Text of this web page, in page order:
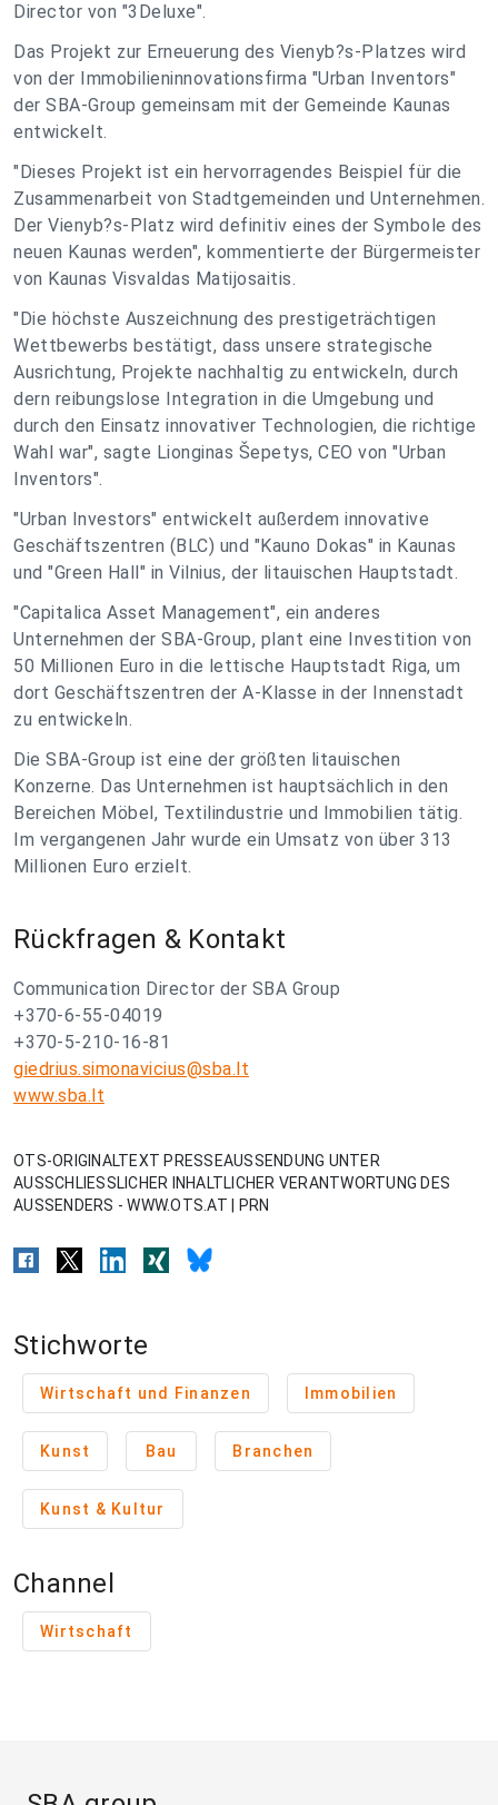
Director von "3Deluxe".
Das Projekt zur Erneuerung des Vienyb?s-Platzes wird
von der Immobilieninnovationsfirma "Urban Inventors"
der SBA-Group gemeinsam mit der Gemeinde Kaunas
entwickelt.
"Dieses Projekt ist ein hervorragendes Beispiel für die
Zusammenarbeit von Stadtgemeinden und Unternehmen.
Der Vienyb?s-Platz wird definitiv eines der Symbole des
neuen Kaunas werden", kommentierte der Bürgermeister
von Kaunas Visvaldas Matijosaitis.
"Die höchste Auszeichnung des prestigeträchtigen
Wettbewerbs bestätigt, dass unsere strategische
Ausrichtung, Projekte nachhaltig zu entwickeln, durch
dern reibungslose Integration in die Umgebung und
durch den Einsatz innovativer Technologien, die richtige
Wahl war", sagte Lionginas Šepetys, CEO von "Urban
Inventors".
"Urban Investors" entwickelt außerdem innovative
Geschäftszentren (BLC) und "Kauno Dokas" in Kaunas
und "Green Hall" in Vilnius, der litauischen Hauptstadt.
"Capitalica Asset Management", ein anderes
Unternehmen der SBA-Group, plant eine Investition von
50 Millionen Euro in die lettische Hauptstadt Riga, um
dort Geschäftszentren der A-Klasse in der Innenstadt
zu entwickeln.
Die SBA-Group ist eine der größten litauischen
Konzerne. Das Unternehmen ist hauptsächlich in den
Bereichen Möbel, Textilindustrie und Immobilien tätig.
Im vergangenen Jahr wurde ein Umsatz von über 313
Millionen Euro erzielt.
Rückfragen & Kontakt
Communication Director der SBA Group
+370-6-55-04019
+370-5-210-16-81
giedrius.simonavicius@sba.lt
www.sba.lt
OTS-ORIGINALTEXT PRESSEAUSSENDUNG UNTER
AUSSCHLIESSLICHER INHALTLICHER VERANTWORTUNG DES
AUSSENDERS - WWW.OTS.AT | PRN
Stichworte
Wirtschaft und Finanzen Immobilien
Kunst Bau Branchen
Kunst & Kultur
Channel
Wirtschaft